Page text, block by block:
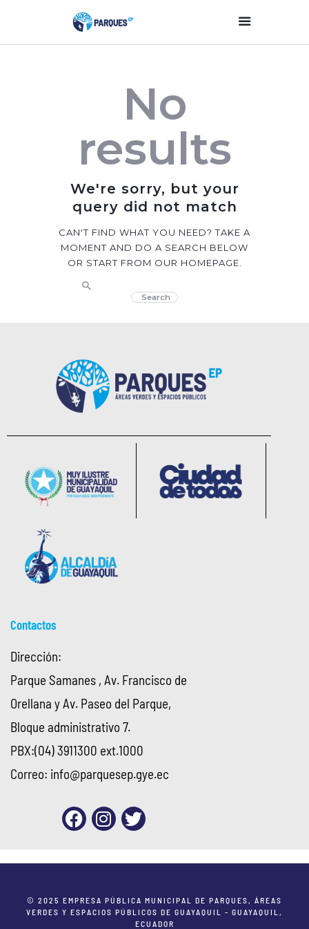
Parques Y Plazas
Participación
Ciudadana
Planificación
Transparencia
Contacto
No
results
We're sorry, but your
query did not match
CAN'T FIND WHAT YOU NEED? TAKE A
MOMENT AND DO A SEARCH BELOW
OR START FROM OUR HOMEPAGE
Contactos
Dirección:
Parque Samanes , Av. Francisco de
Orellana y Av. Paseo del Parque,
Bloque administrativo 7.
PBX:(04) 3911300 ext.1000
Correo: info@parquesep.gye.ec
© 2025 EMPRESA PÚBLICA MUNICIPAL DE PARQUES, ÁREAS
VERDES Y ESPACIOS PÚBLICOS DE GUAYAQUIL - GUAYAQUIL,
ECUADOR